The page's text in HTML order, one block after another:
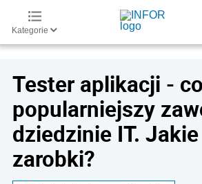
Kategorie
Tester aplikacji -
popularniejszy
dziedzinie IT.
zarobki?